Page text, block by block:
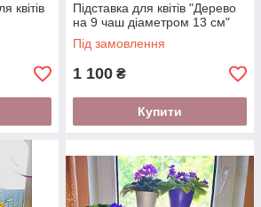
квітів
Підставка для квітів "Дерево
на 9 чаш діаметром 13 см"
Під замовлення
1 100 ₴
Купити